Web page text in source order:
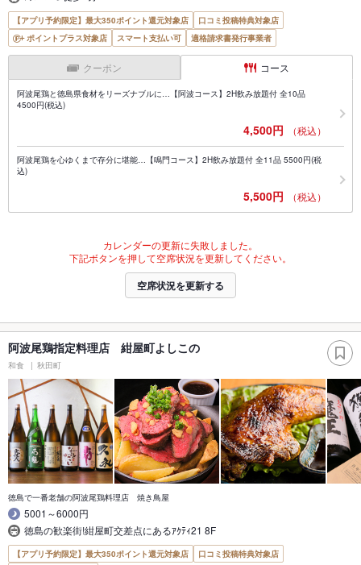
【アプリ予約限定】最大350ポイント還元対象店
口コミ投稿特典対象店
ポイントプラス対象店
スマート支払い可 適格請求書発行事業者
クーポン コース
阿波尾鶏と徳島県食材をリーズナブルに…【阿波コース】2H飲み放題付 全10品
4500円(税込)
4,500円 （税込）
阿波尾鶏を心ゆくまで存分に堪能…【鳴門コース】2H飲み放題付 全11品 5500円(税
込)
5,500円 （税込）
カレンダーの更新に失敗しました。
下記ボタンを押して空席状況を更新してください。
空席状況を更新する
阿波尾鶏指定料理店 紺屋町よしこの
和食 秋田町
徳島で一番老舗の阿波尾鶏料理店 焼き鳥屋
5001～6000円
徳島の歓楽街!紺屋町交差点にあるｱｸﾃｨ21 8F
【アプリ予約限定】最大350ポイント還元対象店
口コミ投稿特典対象店